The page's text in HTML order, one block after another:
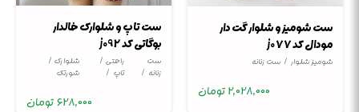
ست شومیز و شلوار گت دار
مودال کد j077
شومیز شلوار ست زنانه
2,028,000تومان
ست تاپ و شلوارک خالدار
بوگاتی کد j092
ست
زنانه
راحتی /
تاپ
شلوارک /
شورتک
628,000تومان